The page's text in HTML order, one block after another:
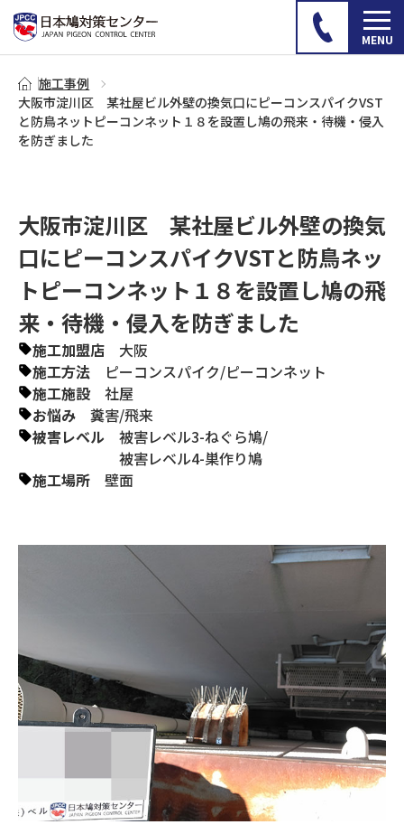
施工事例
大阪市淀川区 某社屋ビル外壁の換気口にピーコンスパイクVST
と防鳥ネットピーコンネット１８を設置し鳩の飛来・待機・侵入
を防ぎました
大阪市淀川区 某社屋ビル外壁の換気
口にピーコンスパイクVSTと防鳥ネッ
トピーコンネット１８を設置し鳩の飛
来・待機・侵入を防ぎました
施工加盟店
大阪
施工方法
ピーコンスパイク/ピーコンネット
施工施設
社屋
お悩み
糞害/飛来
被害レベル
被害レベル3-ねぐら鳩/
被害レベル4-巣作り鳩
施工場所
壁面